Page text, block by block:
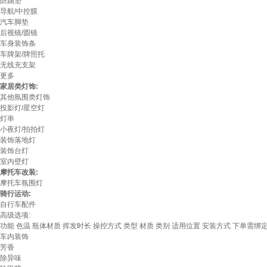
导航/中控膜
汽车脚垫
后视镜/圆镜
车身装饰条
车牌架/牌照托
无线充支架
更多
家居类灯饰:
其他氛围类灯饰
投影灯/星空灯
灯串
小夜灯/拍拍灯
装饰落地灯
装饰台灯
室内壁灯
摩托车改装:
摩托车氛围灯
骑行运动:
自行车配件
高级选项:
功能 色温 瓶体材质 挥发时长 操控方式 类型 材质 类别 适用位置 安装方式 下单需绑
车内装饰
芳香
除异味